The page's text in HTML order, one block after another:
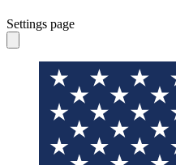
Settings page